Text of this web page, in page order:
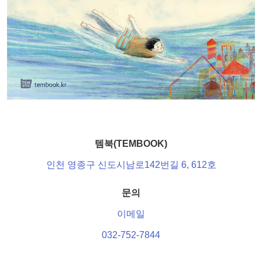
템북(TEMBOOK)
인천 영종구 신도시남로142번길 6, 612호
문의
이메일
032-752-7844